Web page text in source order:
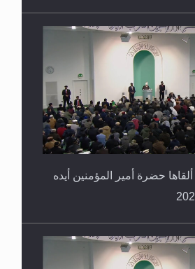
حضرة أمير المؤمنين أيده